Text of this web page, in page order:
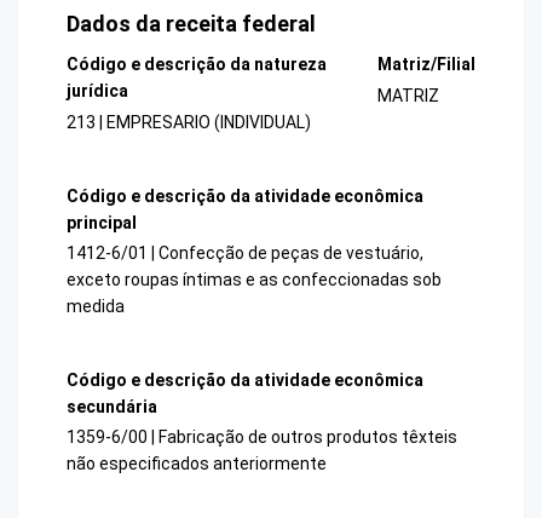
Dados da receita federal
Código e descrição da natureza
jurídica
213 | EMPRESARIO (INDIVIDUAL)
Matriz/Filial
MATRIZ
Código e descrição da atividade econômica
principal
1412-6/01 | Confecção de peças de vestuário,
exceto roupas íntimas e as confeccionadas sob
medida
Código e descrição da atividade econômica
secundária
1359-6/00 | Fabricação de outros produtos têxteis
não especificados anteriormente